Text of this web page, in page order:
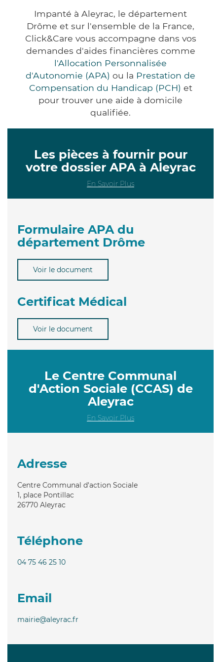
Impanté à Aleyrac, le département
Drôme et sur l'ensemble de la France,
Click&Care vous accompagne dans vos
demandes d'aides financières comme
l'Allocation Personnalisée
d'Autonomie (APA) ou la Prestation de
Compensation du Handicap (PCH) et
pour trouver une aide à domicile
qualifiée.
Les pièces à fournir pour
votre dossier APA à Aleyrac
En Savoir Plus
Formulaire APA du
département Drôme
Voir le document
Certificat Médical
Voir le document
Le Centre Communal
d'Action Sociale (CCAS) de
Aleyrac
En Savoir Plus
Adresse
Centre Communal d'action Sociale
1, place Pontillac
26770 Aleyrac
Téléphone
04 75 46 25 10
Email
mairie@aleyrac.fr